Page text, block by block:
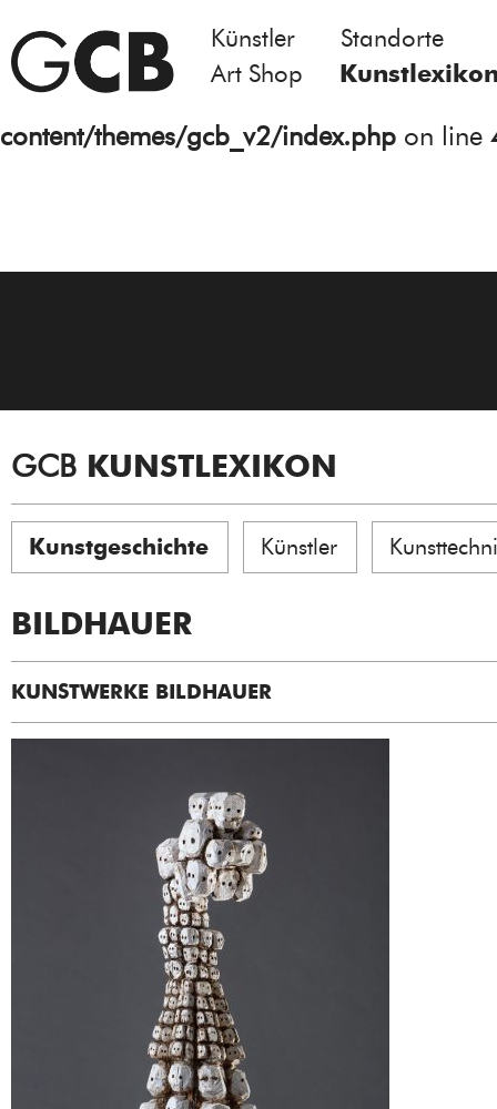
Notice: Undefined variable: atts in
/homepages/21/d13550920/htdocs/
content/themes/gcb_v2/index.php on line
Künstler
Standorte
Art Shop
GCB KUNSTLEXIKON
Kunstgeschichte Künstler
BILDHAUER
KUNSTWERKE BILDHAUER